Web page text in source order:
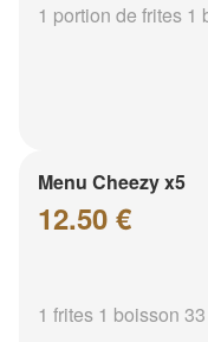
1 portion de frites 1
Menu Cheezy x5
12.50 €
1 frites 1 boisson